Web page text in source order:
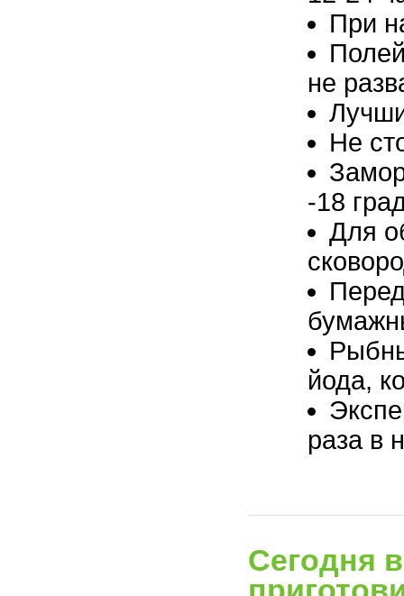
При
не
Не
-18
Для
йода,
раза в
Сегодня